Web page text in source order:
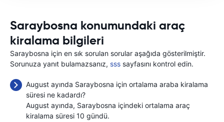
Saraybosna konumundaki araç
kiralama bilgileri
Saraybosna için en sık sorulan sorular aşağıda gösterilmiştir.
Sorunuza yanıt bulamazsanız, sss sayfasını kontrol edin.
August ayında Saraybosna için ortalama araba kiralama
süresi ne kadardı?
August ayında, Saraybosna içindeki ortalama araç
kiralama süresi 10 gündü.